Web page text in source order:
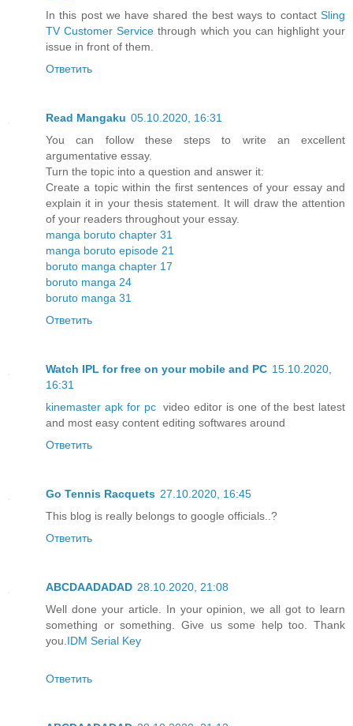
In this post we have shared the best ways to contact Sling
TV Customer Service through which you can highlight your
issue in front of them.
Ответить
Read Mangaku 05.10.2020, 16:31
You can follow these steps to write an excellent
argumentative essay.
Turn the topic into a question and answer it:
Create a topic within the first sentences of your essay and
explain it in your thesis statement. It will draw the attention
of your readers throughout your essay.
manga boruto chapter 31
manga boruto episode 21
boruto manga chapter 17
boruto manga 24
boruto manga 31
Ответить
Watch IPL for free on your mobile and PC 15.10.2020,
16:31
kinemaster apk for pcvideo editor is one of the best latest
and most easy content editing softwares around
Ответить
Go Tennis Racquets 27.10.2020, 16:45
This blog is really belongs to google officials..?
Ответить
ABCDAADADAD 28.10.2020, 21:08
Well done your article. In your opinion, we all got to learn
something or something. Give us some help too. Thank
you. IDM Serial Key
Ответить